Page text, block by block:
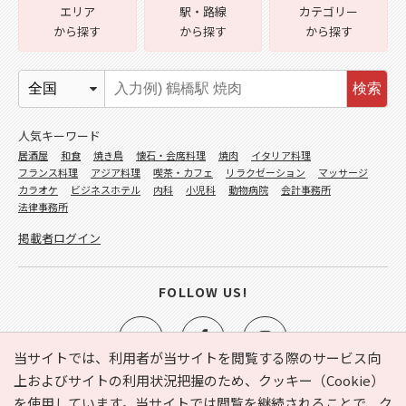
当サイトでは、利用者が当サイトを閲覧する際のサービス向
上およびサイトの利用状況把握のため、クッキー（Cookie）
エリア
から探す
駅・路線
から探す
カテゴリー
から探す
検索
人気キーワード
居酒屋 和食 焼き鳥 懐石・会席料理 焼肉
イタリア料理
フランス料理
アジア料理 喫茶・カフェ リラクゼーション
マッサージ
カラオケ
ビジネスホテル 内科 小児科 動物病院
会計事務所
法律事務所
掲載者ログイン
FOLLOW US!